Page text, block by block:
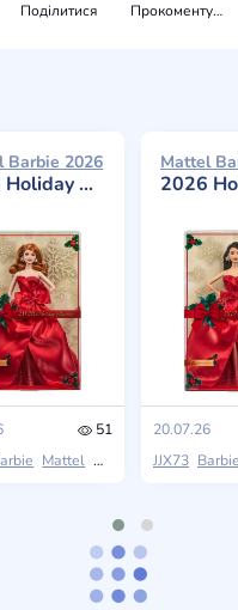
Поділитися Прокоментувати
Barbie 2026
with Red Hair
51
Mattel Holiday Barbie
Mattel
2026 Holiday Barbie with
20.07.26
JJX73 Barbie